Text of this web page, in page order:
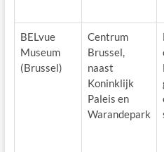
BELvue
Museum
(Brussel)
Centrum
Brussel,
naast
Koninklijk
Paleis en
Warandepark